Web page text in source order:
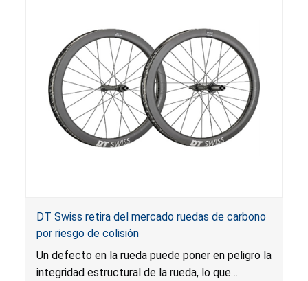
DT Swiss retira del mercado ruedas de carbono
por riesgo de colisión
Un defecto en la rueda puede poner en peligro la
integridad estructural de la rueda, lo que